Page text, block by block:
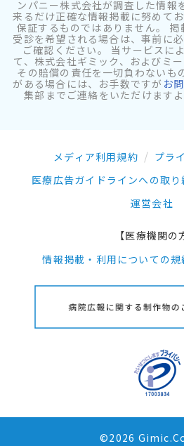
ンパニー株式会社が調査した情報
来るだけ正確な情報掲載に努めて
保証するものではありません。
受診を希望される場合は、事前に
ご確認ください。 当サービスに
て、株式会社ギミック、およびミ
その賠償の責任を一切負わないも
がある場合には、お手数ですが お
集部までご連絡をいただけます
メディア利用規約
プラ
医療広告ガイドラインへの取り
運営会社
【医療機関の
情報掲載・利用についての規
©2026